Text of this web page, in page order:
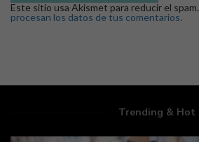
Este sitio usa Akismet para reducir el spam.
procesan los datos de tus comentarios.
Trending & Hot